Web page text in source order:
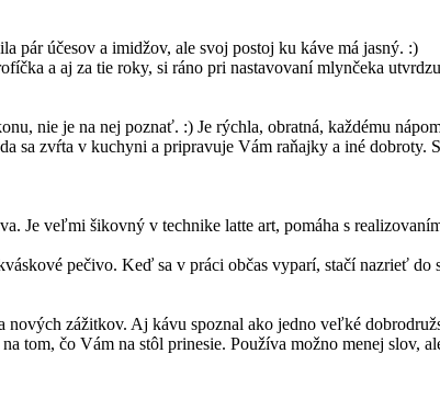
pár účesov a imidžov, ale svoj postoj ku káve má jasný. :)
a aj za tie roky, si ráno pri nastavovaní mlynčeka
nie je na nej poznať. :) Je rýchla, obratná, každému
sa zvŕta v kuchyni a pripravuje Vám raňajky a iné dobroty.
Je veľmi šikovný v technike latte art, pomáha s
pečivo. Keď sa v práci občas vyparí, stačí nazrieť do
nových zážitkov. Aj kávu spoznal ako jedno veľké
tom, čo Vám na stôl prinesie. Používa možno menej slov,